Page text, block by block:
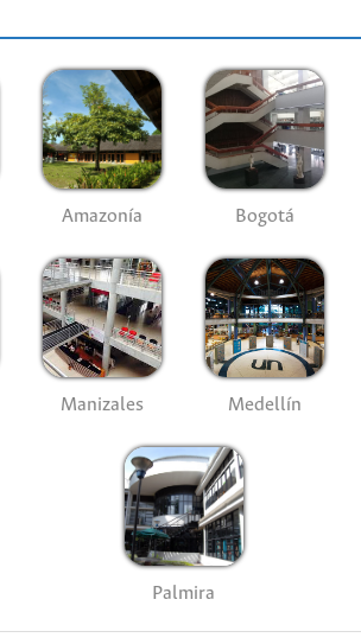
Amazonía Bogotá
Manizales Medellín
Palmira